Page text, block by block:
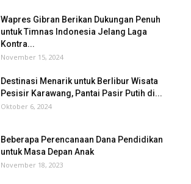
Wapres Gibran Berikan Dukungan Penuh
untuk Timnas Indonesia Jelang Laga
Kontra...
November 15, 2024
Destinasi Menarik untuk Berlibur Wisata
Pesisir Karawang, Pantai Pasir Putih di...
Oktober 6, 2024
Beberapa Perencanaan Dana Pendidikan
untuk Masa Depan Anak
November 18, 2023